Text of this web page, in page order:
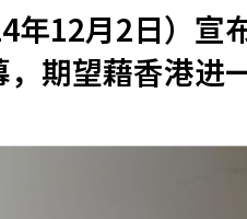
年12月2日）宣
期望藉香港进